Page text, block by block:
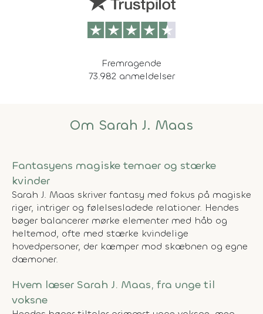
Fremragende
73.982 anmeldelser
Om Sarah J. Maas
Fantasyens magiske temaer og stærke
kvinder
Sarah J. Maas skriver fantasy med fokus på magiske
riger, intriger og følelsesladede relationer. Hendes
bøger balancerer mørke elementer med håb og
heltemod, ofte med stærke kvindelige
hovedpersoner, der kæmper mod skæbnen og egne
dæmoner.
Hvem læser Sarah J. Maas, fra unge til
voksne